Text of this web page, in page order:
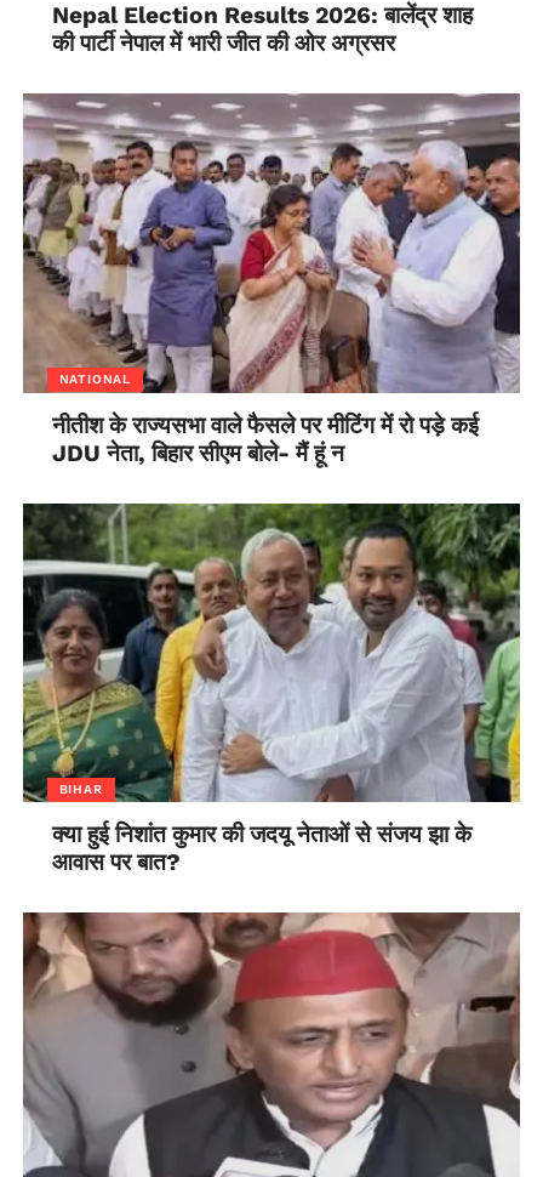
Nepal Election Results 2026: बालेंद्र शाह
की पार्टी नेपाल में भारी जीत की ओर अग्रसर
NATIONAL
नीतीश के राज्यसभा वाले फैसले पर मीटिंग में रो पड़े कई
JDU नेता, बिहार सीएम बोले- मैं हूं न
BIHAR
क्या हुई निशांत कुमार की जदयू नेताओं से संजय झा के
आवास पर बात?